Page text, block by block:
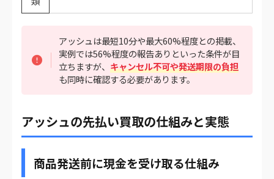
アッシュは最短10分や最大60%程度との掲載、
実例では56%程度の報告ありといった条件が目
立ちますが、キャンセル不可や発送期限の負担
も同時に確認する必要があります。
アッシュの先払い買取の仕組みと実態
商品発送前に現金を受け取る仕組み